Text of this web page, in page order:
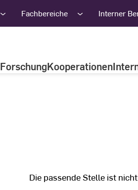
Fachbereiche Interner
ForschungKooperationen
Die passende Stelle ist